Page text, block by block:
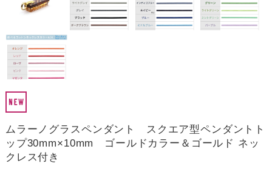
ムラーノグラスペンダント スクエア型ペンダントト
ップ30mm×10mm ゴールドカラー＆ゴールド ネッ
クレス付き